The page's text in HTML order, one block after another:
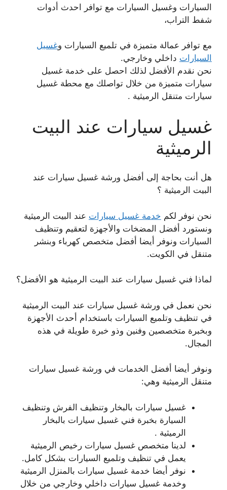
السيارات وغسيل السيارات مع توافر احدث أدوات
شفط التراب،
مع توافر عمالة متميزة في تلميع السيارات وغسيل
السيارات داخلي وخارجي.
نحن نقدم الأفضل لذلك احصل على خدمة غسيل
سيارات متميزة من خلال تواصلك مع محطة غسيل
سيارات متنقل الرميثية .
غسيل سيارات عند البيت
الرميثية
هل أنت بحاجة إلى أفضل ورشة غسيل سيارات عند
البيت الرميثية ؟
نحن نوفر لكم خدمة غسيل سيارات عند البيت الرميثية
ونستورد أفضل المضخات والأجهزة لتعقيم وتنظيف
السيارات ونوفر أيضا أفضل متخصص كهرباء وبنشر
متنقل في الكويت.
لماذا فني غسيل سيارات عند البيت الرميثية هو الأفضل؟
نحن نعمل في ورشة غسيل سيارات عند البيت الرميثية
في تنظيف وتلميع السيارات باستخدام أحدث الأجهزة
وبخبرة متخصصين وفنين وذو خبرة طويلة في هذه
المجال.
ونوفر أيضا أفضل الخدمات في ورشة غسيل سيارات
متنقل الرميثية وهي:
غسيل سيارات بالبخار وتنظيف الفرش وتنظيف
السيارة بخبرة فني غسيل سيارات بالبخار
الرميثية .
لدينا متخصص غسيل سيارات رخيص الرميثية
يعمل في تنظيف وتلميع السيارات بشكل كامل.
نوفر أيضا خدمة غسيل سيارات بالمنزل الرميثية
وخدمة غسيل سيارات داخلي وخارجي من خلال